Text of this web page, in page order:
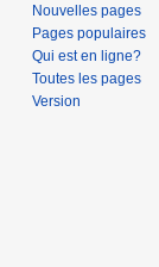
Nouvelles pages
Pages populaires
Qui est en ligne?
Toutes les pages
Version